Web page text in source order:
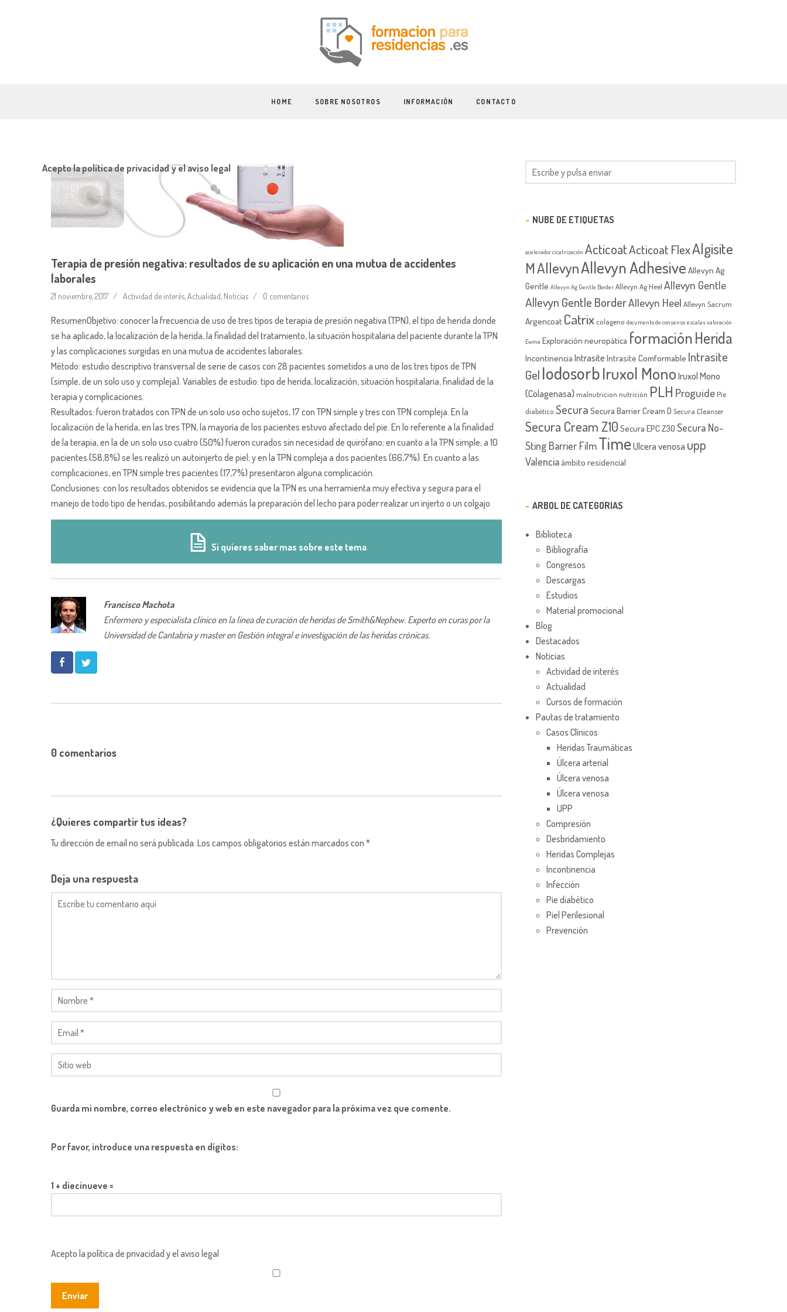
HOME SOBRE NOSOTROS INFORMACIÓN CONTACTO
Terapia de presión negativa: resultados de su aplicación en una mutua de accidentes
laborales
21 noviembre, 2017 Actividad de interés,Actualidad, Noticias 0 comentarios
ResumenObjetivo: conocer la frecuencia de uso de tres tipos de terapia de presión negativa (TPN), el tipo de herida donde
se ha aplicado, la localización de la herida, la finalidad del tratamiento, la situación hospitalaria del paciente durante la TPN
y las complicaciones surgidas en una mutua de accidentes laborales.
Método: estudio descriptivo transversal de serie de casos con 28 pacientes sometidos a uno de los tres tipos de TPN
(simple, de un solo uso y compleja). Variables de estudio: tipo de herida, localización, situación hospitalaria, finalidad de la
terapia y complicaciones.
Resultados: fueron tratados con TPN de un solo uso ocho sujetos, 17 con TPN simple y tres con TPN compleja. En la
localización de la herida, en las tres TPN, la mayoría de los pacientes estuvo afectado del pie. En lo referente a la finalidad
de la terapia, en la de un solo uso cuatro (50%) fueron curados sin necesidad de quirófano; en cuanto a la TPN simple, a 10
pacientes (58,8%) se les realizó un autoinjerto de piel; y en la TPN compleja a dos pacientes (66,7%). En cuanto a las
complicaciones, en TPN simple tres pacientes (17,7%) presentaron alguna complicación.
Conclusiones: con los resultados obtenidos se evidencia que la TPN es una herramienta muy efectiva y segura para el
manejo de todo tipo de heridas, posibilitando además la preparación del lecho para poder realizar un injerto o un colgajo
Si quieres saber mas sobre este tema
Francisco Machota
Enfermero y especialista clínico en la línea de curación de heridas de Smith&Nephew. Experto en curas por la
Universidad de Cantabria y master en Gestión integral e investigación de las heridas crónicas.
0 comentarios
¿Quieres compartir tus ideas?
Tu dirección de email no será publicada. Los campos obligatorios están marcados con *
Deja una respuesta
Guarda mi nombre, correo electrónico y web en este navegador para la próxima vez que comente.
Por favor, introduce una respuesta en dígitos:
1 + diecinueve =
Acepto la política de privacidad y el aviso legal
Acepto la política de privacidad y el aviso legal
NUBE DE ETIQUETAS
acelerador cicatrización ActicoatActicoat FlexAlgisite
MAllevynAllevyn Adhesive Allevyn Ag
Gentle Allevyn Ag Gentle Border Allevyn Ag Heel Allevyn Gentle
Allevyn Gentle BorderAllevyn Heel Allevyn Sacrum
Argencoat Catrix colageno documento de consenso escalas valoración
Ewma Exploración neuropática formaciónHerida
Incontinencia Intrasite Intrasite Comformable Intrasite
Gel IodosorbIruxol MonoIruxol Mono
(Colagenasa) malnutricion nutrición PLH Proguide Píe
diabético Secura Secura Barrier Cream D Secura Cleanser
Secura Cream Z10 Secura EPC Z30 Secura No-
Sting Barrier FilmTimeUlcera venosa upp
Valenciaámbito residencial
ARBOL DE CATEGORIAS
Biblioteca
Bibliografía
Congresos
Descargas
Estudios
Material promocional
Blog
Destacados
Noticias
Actividad de interés
Actualidad
Cursos de formación
Pautas de tratamiento
Casos Clínicos
Heridas Traumáticas
Úlcera arterial
Úlcera venosa
Úlcera venosa
UPP
Compresión
Desbridamiento
Heridas Complejas
Incontinencia
Infección
Pie diabético
Piel Perilesional
Prevención